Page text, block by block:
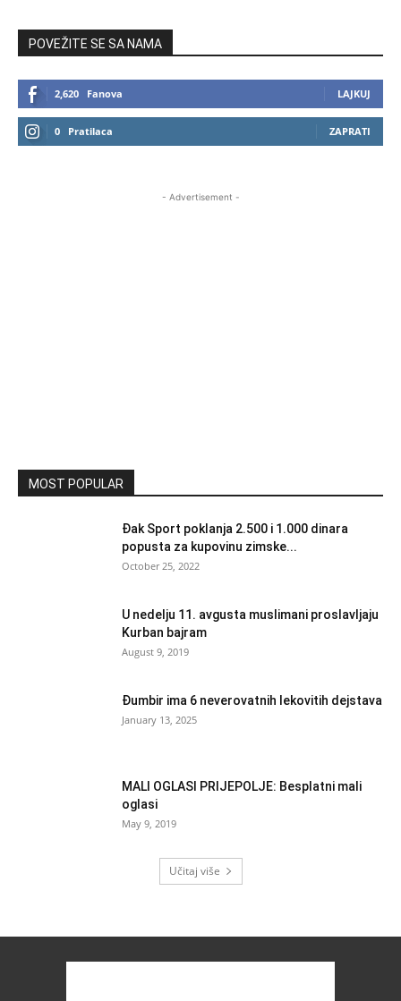
POVEŽITE SE SA NAMA
2,620 Fanova LAJKUJ
0 Pratilaca ZAPRATI
- Advertisement -
MOST POPULAR
Đak Sport poklanja 2.500 i 1.000 dinara
popusta za kupovinu zimske...
October 25, 2022
U nedelju 11. avgusta muslimani proslavljaju
Kurban bajram
August 9, 2019
Đumbir ima 6 neverovatnih lekovitih dejstava
January 13, 2025
MALI OGLASI PRIJEPOLJE: Besplatni mali
oglasi
May 9, 2019
Učitaj više